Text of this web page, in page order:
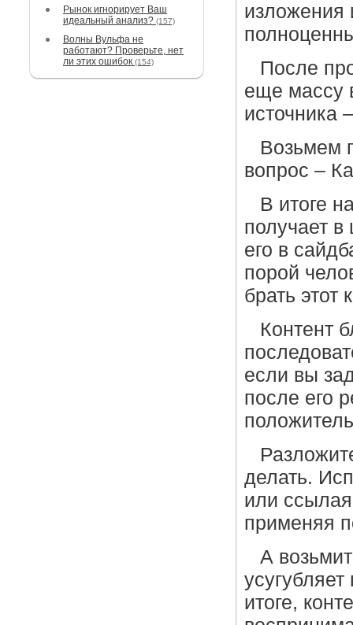
Рынок игнорирует Ваш
идеальный анализ? (157)
Волны Вульфа не
работают? Проверьте, нет
ли этих ошибок (154)
После
еще массу
источника
Возьмем
вопрос –
В итоге
получает в
его в
порой
брать этот
Контент
если вы
после его
делать.
или
применяя
А
итоге,